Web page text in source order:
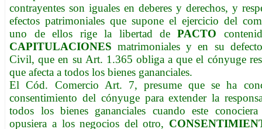
contrayentes son iguales en deberes y derechos, y
efectos patrimoniales que supone el ejercicio del
uno de ellos rige la libertad dePACTO
CAPITULACIONES matrimoniales y en su
Civil, que en su Art. 1.365 obliga a que el cónyuge
que afecta a todos los bienes gananciales.
El Cód. Comercio Art. 7, presume que se ha
consentimiento del cónyuge para extender la
todos los bienes gananciales cuando este
opusiera a los negocios del otro,